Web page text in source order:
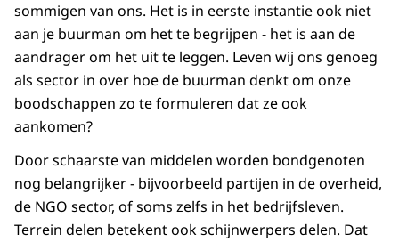
sommigen van ons. Het is in eerste instantie ook niet
aan je buurman om het te begrijpen - het is aan de
aandrager om het uit te leggen. Leven wij ons genoeg
als sector in over hoe de buurman denkt om onze
boodschappen zo te formuleren dat ze ook
aankomen?
Door schaarste van middelen worden bondgenoten
nog belangrijker - bijvoorbeeld partijen in de overheid,
de NGO sector, of soms zelfs in het bedrijfsleven.
Terrein delen betekent ook schijnwerpers delen. Dat